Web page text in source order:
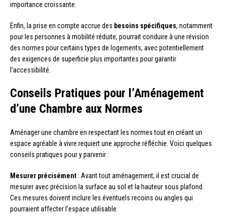
importance croissante.
Enfin, la prise en compte accrue des besoins spécifiques, notamment
pour les personnes à mobilité réduite, pourrait conduire à une révision
des normes pour certains types de logements, avec potentiellement
des exigences de superficie plus importantes pour garantir
l’accessibilité.
Conseils Pratiques pour l’Aménagement
d’une Chambre aux Normes
Aménager une chambre en respectant les normes tout en créant un
espace agréable à vivre requiert une approche réfléchie. Voici quelques
conseils pratiques pour y parvenir :
Mesurer précisément : Avant tout aménagement, il est crucial de
mesurer avec précision la surface au sol et la hauteur sous plafond.
Ces mesures doivent inclure les éventuels recoins ou angles qui
pourraient affecter l’espace utilisable.